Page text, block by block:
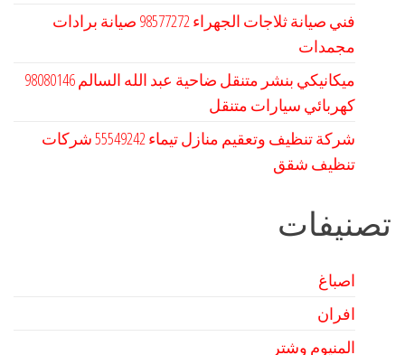
فني صيانة ثلاجات الجهراء 98577272 صيانة برادات
مجمدات
كهربائي سيارات متنقل
شركة تنظيف وتعقيم منازل تيماء 55549242 شركات
تنظيف شقق
تصنيفات
اصباغ
افران
المنيوم وشتر